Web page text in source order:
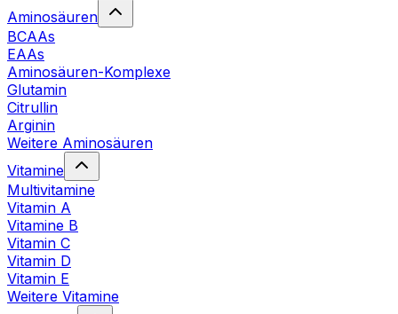
Aminosäuren
BCAAs
EAAs
Aminosäuren-Komplexe
Glutamin
Citrullin
Arginin
Weitere Aminosäuren
Vitamine
Multivitamine
Vitamin A
Vitamine B
Vitamin C
Vitamin D
Vitamin E
Weitere Vitamine